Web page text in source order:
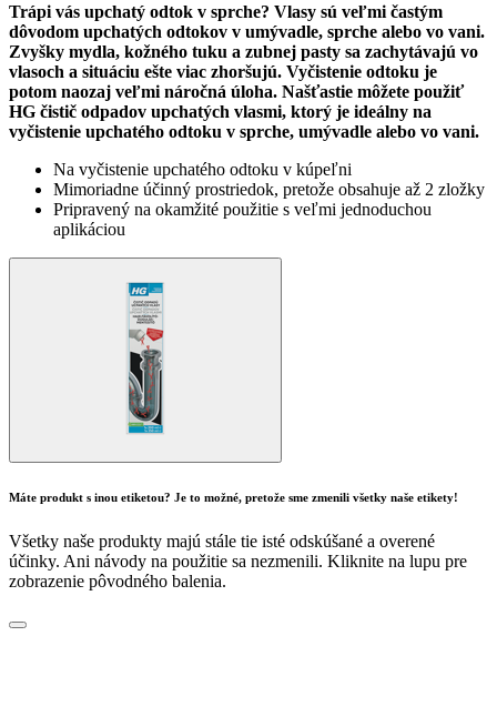
Trápi vás upchatý odtok v sprche? Vlasy sú veľmi častým
dôvodom upchatých odtokov v umývadle, sprche alebo vo vani.
Zvyšky mydla, kožného tuku a zubnej pasty sa zachytávajú vo
vlasoch a situáciu ešte viac zhoršujú. Vyčistenie odtoku je
potom naozaj veľmi náročná úloha. Našťastie môžete použiť
HG čistič odpadov upchatých vlasmi, ktorý je ideálny na
vyčistenie upchatého odtoku v sprche, umývadle alebo vo vani.
Na vyčistenie upchatého odtoku v kúpeľni
Mimoriadne účinný prostriedok, pretože obsahuje až 2 zložky
Pripravený na okamžité použitie s veľmi jednoduchou
aplikáciou
Máte produkt s inou etiketou? Je to možné, pretože sme zmenili všetky naše etikety!
Všetky naše produkty majú stále tie isté odskúšané a overené
účinky. Ani návody na použitie sa nezmenili. Kliknite na lupu pre
zobrazenie pôvodného balenia.